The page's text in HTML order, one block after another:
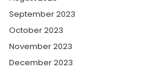
September 2023
October 2023
November 2023
December 2023